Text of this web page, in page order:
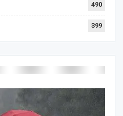
490
399